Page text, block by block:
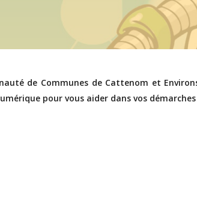
de Communes de Cattenom et
pour vous aider dans vos